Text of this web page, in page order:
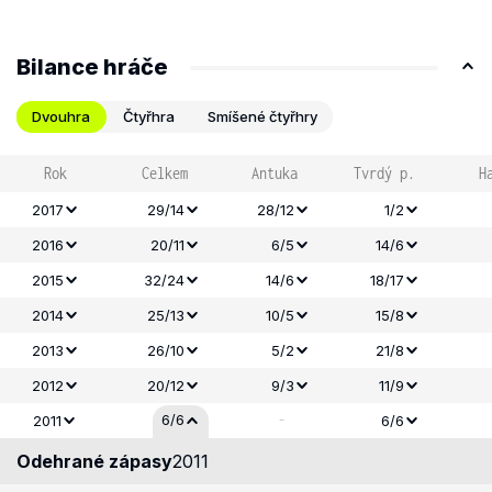
Bilance hráče
Dvouhra Čtyřhra Smíšené čtyřhry
Rok Celkem Antuka Tvrdý p.
2017 29/14 28/12
1/2
2016
20/11 6/5
14/6
2015
32/24 14/6
18/17
2014
25/13 10/5
15/8
2013
26/10 5/2
21/8
2012
20/12 9/3
11/9
2011
6/6 - 6/6
Odehrané zápasy2011